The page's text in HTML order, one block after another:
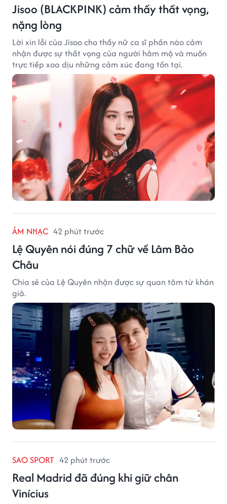
Jisoo (BLACKPINK) cảm thấy thất vọng,
nặng lòng
Lời xin lỗi của Jisoo cho thấy nữ ca sĩ phần nào cảm
nhận được sự thất vọng của người hâm mộ và muốn
trực tiếp xoa dịu những cảm xúc đang tồn tại.
ÂM NHẠC 42 phút trước
Lệ Quyên nói đúng 7 chữ về Lâm Bảo
Châu
Chia sẻ của Lệ Quyên nhận được sự quan tâm từ khán
giả.
SAO SPORT 42 phút trước
Real Madrid đã đúng khi giữ chân
Vinícius